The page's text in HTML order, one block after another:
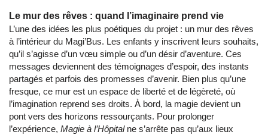
Le mur des rêves : quand l’imaginaire prend vie
L’une des idées les plus poétiques du projet : un mur des rêves
à l’intérieur du Magi’Bus. Les enfants y inscrivent leurs souhaits,
qu’il s’agisse d’un vœu simple ou d’un désir d’aventure. Ces
messages deviennent des témoignages d’espoir, des instants
partagés et parfois des promesses d’avenir. Bien plus qu’une
fresque, ce mur est un espace de liberté et de légèreté, où
l’imagination reprend ses droits. À bord, la magie devient un
pont vers des horizons ressourçants. Pour prolonger
l’expérience, Magie à l’Hôpitalne s’arrête pas qu’aux lieux